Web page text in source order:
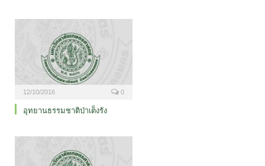
12/10/2016 0
อุทยานธรรมชาติป่าเต็งรัง